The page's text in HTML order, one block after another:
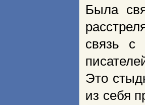
Была
связь с
Это
из себя